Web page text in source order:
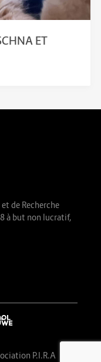
ET
de Recherche
à but non lucratif,
P.I.R.A